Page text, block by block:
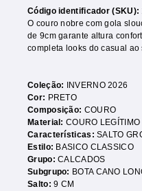
Código identificador (SKU):
O couro nobre com gola
de 9cm garante altura
completa looks do casual ao
Coleção:
INVERNO 2026
Cor: PRETO
Composição: COURO
Material: COURO LEGÍTIMO
Características:SALTO
Estilo: BASICO CLASSICO
Grupo:CALCADOS
Subgrupo: BOTA CANO
Salto:9 CM